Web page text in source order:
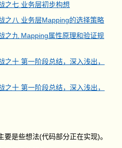
之七 业务层初步构想
之八 业务层Mapping的选择策略
之九 Mapping属性原理和验证规
十 第一阶段总结，深入浅出，
十 第一阶段总结，深入浅出，
是些想法(代码部分正在实现)。